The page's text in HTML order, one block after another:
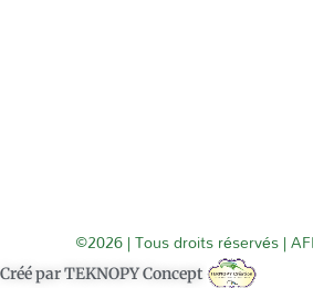
©2026 | Tous droits réservés |
Créé par TEKNOPY Concept